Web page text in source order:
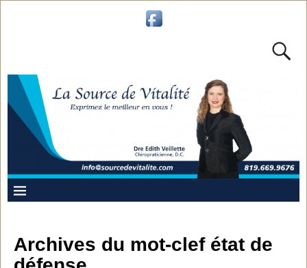
Archives du mot-clef état de